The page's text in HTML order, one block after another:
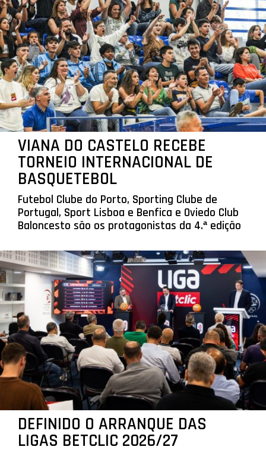
VIANA DO CASTELO RECEBE
TORNEIO INTERNACIONAL DE
BASQUETEBOL
Futebol Clube do Porto, Sporting Clube de
Portugal, Sport Lisboa e Benfica e Oviedo Club
Baloncesto são os protagonistas da 4.ª edição
DEFINIDO O ARRANQUE DAS
LIGAS BETCLIC 2026/27